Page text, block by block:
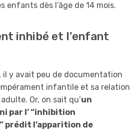
enfants dès l’âge de 14 mois.
inhibé et l’enfant
il y avait peu de documentation
infantile et sa relation
Or, on sait qu’un
par l’ “inhibition
prédit l’apparition de